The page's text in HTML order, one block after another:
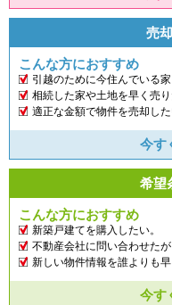
売
こんな方におすすめ
引越のために今住んでいる家
相続した家や土地を早く売り
適正な金額で物件を売却した
今す
希望
こんな方におすすめ
新築戸建てを購入したい。
不動産会社に問い合わせた
新しい物件情報を誰よりも早
今す